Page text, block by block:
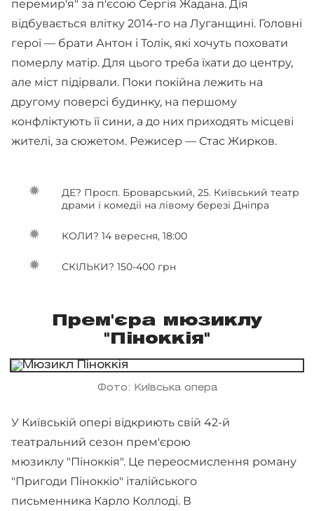
перемир'я" за п'єсою Сергія Жадана. Дія
відбувається влітку 2014-го на Луганщині. Головні
герої — брати Антон і Толік, які хочуть поховати
померлу матір. Для цього треба їхати до центру,
але міст підірвали. Поки покійна лежить на
другому поверсі будинку, на першому
конфліктують її сини, а до них приходять місцеві
жителі, за сюжетом. Режисер — Стас Жирков.
ДЕ? Просп. Броварський, 25. Київський театр
драми і комедії на лівому березі Дніпра
КОЛИ? 14 вересня, 18:00
СКІЛЬКИ? 150-400 грн
Прем'єра мюзиклу
"Піноккія"
Фото: Київська опера
У Київській опері відкриють свій 42-й
театральний сезон прем'єрою
мюзиклу "Піноккія". Це переосмислення роману
"Пригоди Піноккіо" італійського
письменника Карло Коллоді. В